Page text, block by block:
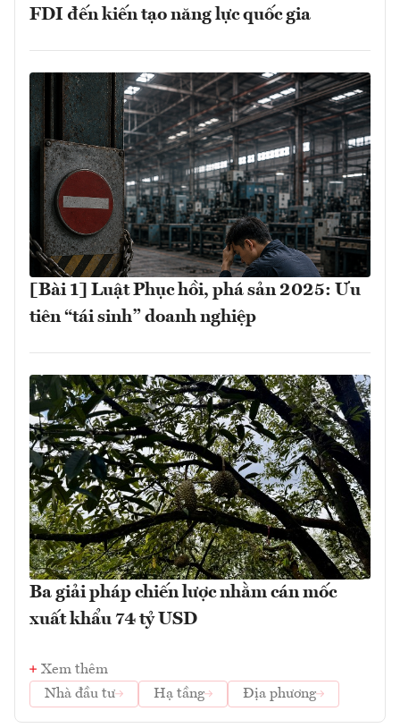
FDI đến kiến tạo năng lực quốc gia
[Bài 1] Luật Phục hồi, phá sản 2025: Ưu
tiên “tái sinh” doanh nghiệp
Ba giải pháp chiến lược nhằm cán mốc
xuất khẩu 74 tỷ USD
Xem thêm
Nhà đầu tư
Hạ tầng Địa phương